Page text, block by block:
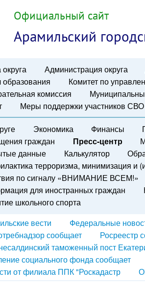
Официальный сайт
Арамильский
Администрация округа
образования
Комитет по
комиссия
Меры поддержки участников СВО
Экономика Финансы
граждан
Пресс-центр
данные
Калькулятор
терроризма, минимизация и
по сигналу «ВНИМАНИЕ ВСЕМ!»
для иностранных граждан
школьного спорта
вести
Федеральные
сообщает
Росреестр
таможенный пост
социального фонда сообщает
от филиала ППК "Роскадастр